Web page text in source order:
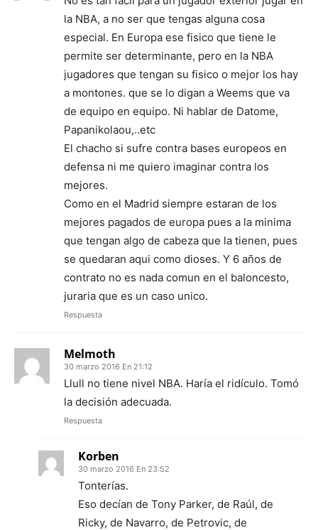
la NBA, a no ser que tengas alguna cosa
especial. En Europa ese fisico que tiene le
permite ser determinante, pero en la NBA
jugadores que tengan su fisico o mejor los hay
a montones. que se lo digan a Weems que va
de equipo en equipo. Ni hablar de Datome,
Papanikolaou,..etc
El chacho si sufre contra bases europeos en
defensa ni me quiero imaginar contra los
mejores.
Como en el Madrid siempre estaran de los
mejores pagados de europa pues a la minima
que tengan algo de cabeza que la tienen, pues
se quedaran aqui como dioses. Y 6 años de
contrato no es nada comun en el baloncesto,
juraria que es un caso unico.
Respuesta
Melmoth
30 marzo 2016 En 21:12
Llull no tiene nivel NBA. Haría el ridículo. Tomó
la decisión adecuada.
Respuesta
Korben
30 marzo 2016 En 23:52
Tonterías.
Eso decían de Tony Parker, de Raúl, de
Ricky, de Navarro, de Petrovic, de